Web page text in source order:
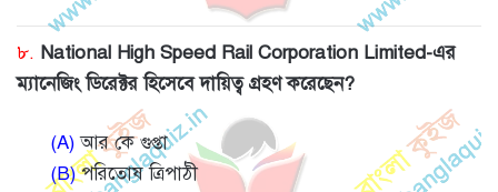
৮. National High Speed Rail Corporation Limited-এর
ম্যানেজিং ডিরেক্টর হিসেবে দায়িত্ব গ্রহণ করেছেন?
(A)আর কে গুপ্তা
(B)পরিতোষ ত্রিপাঠী